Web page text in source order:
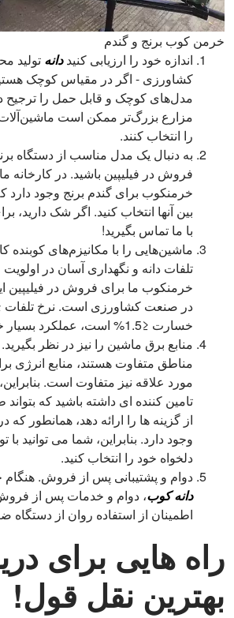
خرمن کوب برنج و گندم
اندازه خود را ارزیابی کنیددانه تولید
کشاورزی - اگر در مقیاس کوچک
مدل‌های کوچک و قابل حمل را ترجیح
مزارع بزرگ‌تر ممکن است ماشین‌آلات
را انتخاب کنند.
به دنبال یک مدل مناسب از دستگاه
خرمنکوب برای گندم برنج وجود دارد
بین آنها انتخاب کنید. اگر شک دارید،
با ما تماس بگیرید!
ماشین‌هایی را با مکانیزم‌های کوبنده
تلفات دانه و نگهداری آسان در اولویت
خرمنکوب ما برای فروش در فیلیپین
خسارت ≤1.5% است، عملکرد بسیار خوبی دارد.
منابع برق ماشین را نیز در نظر بگیرید.
مناطق متفاوت هستند، منابع انرژی
مورد علاقه نیز متفاوت است.
تامین کننده ای داشته باشید که
وجود دارد. بنابراین، شما می توانید با
دلخواه خود را انتخاب کنید.
دوام و پشتیبانی پس از فروش.
دانه کوب، دوام و خدمات پس از
اطمینان از استفاده روان از
راه هایی برای
بهترین نقل قول!